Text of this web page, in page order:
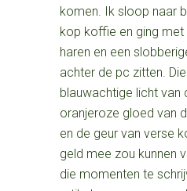
komen. Ik sloop naar
kop koffie en ging met
haren en een
achter de pc zitten.
blauwachtige licht van
oranjeroze gloed van
en de geur van verse
geld mee zou kunnen
die momenten te